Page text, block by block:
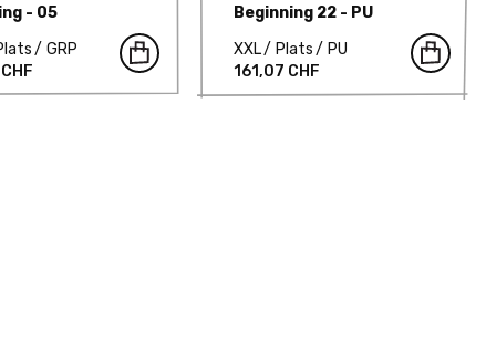
- 05
GRP
Beginning 22 - PU
XXL
Plats
PU
161,07 CHF